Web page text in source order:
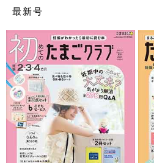
最新号